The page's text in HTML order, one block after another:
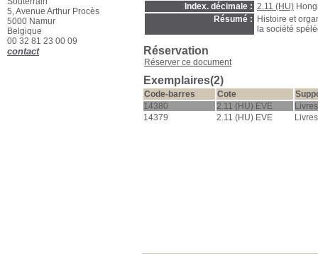
Index. décimale : 2.11 (HU)
Résumé :
Histoire et
la société
Réservation
Réserver ce document
Exemplaires(2)
Code-barres Cote
14380
2.11 (HU) EVE
Livres
14379
2.11 (HU) EVE Livres
5, Avenue Arthur Procès
5000 Namur
Belgique
00 32 81 23 00 09
contact